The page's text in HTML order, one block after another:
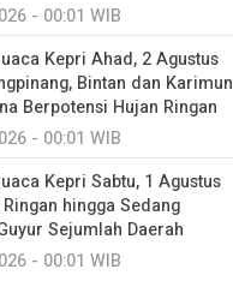
- 00:01 WIB
Kepri Ahad, 2 Agustus
Bintan dan Karimun
Berpotensi Hujan Ringan
- 00:01 WIB
Kepri Sabtu, 1 Agustus
hingga Sedang
Sejumlah Daerah
- 00:01 WIB